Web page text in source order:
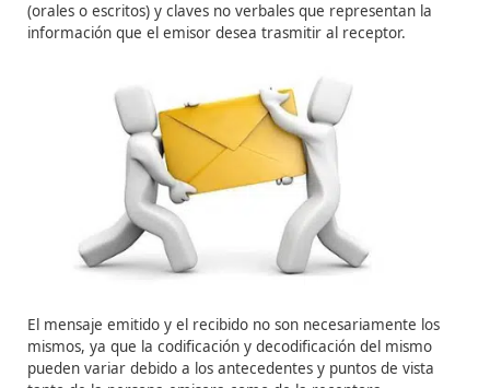
decisión personal y admite grados, de manera que el
receptor tiene mucho control sobre la aceptación de
la persona que recibe hace uso de la
puede desecharla, efectuar la tarea siguiendo las
instrucciones, guardarla para el futuro u optar por
alternativa. El último paso es desarrollado por ambas
tanto receptor como emisor.
5) Retroalimentación: cuando la persona receptora
tenido lugar la retroalimentación. La
respuesta del receptor al mensaje del emisor. Esta
el circuito de la comunicación, pues el mensaje fluye